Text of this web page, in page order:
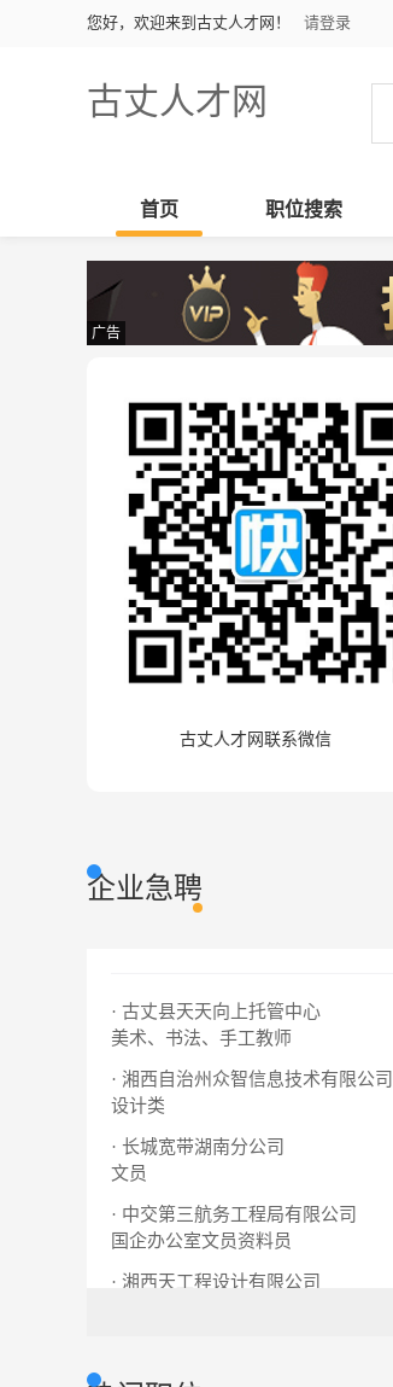
您好，欢迎来到古丈人才网！ 请登录
古丈人才网
首页 职位搜索
广告
古丈人才网联系微信
企业急聘
· 古丈县天天向上托管中心
美术、书法、手工教师
· 湘西自治州众智信息技术有限公司
设计类
· 长城宽带湖南分公司
文员
· 中交第三航务工程局有限公司
国企办公室文员资料员
· 湘西天工程设计有限公司